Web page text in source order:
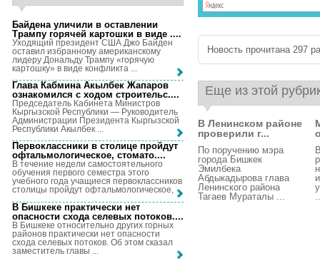
Новость прочитана 297
Еще из этой
В Ленинском районе
проверили г...
По поручению мэра
города Бишкек
Эмилбека
Абдыкадырова глава
Ленинского района
Тагаев Мураталы ...
Байдена уличили в оставлении
Трампу горячей картошки в виде ....
Уходящий президент США Джо Байден
оставил избранному американскому
лидеру Дональду Трампу «горячую
картошку» в виде конфликта ...
Глава Кабмина Акылбек Жапаров
ознакомился с ходом строительс....
Председатель Кабинета Министров
Кыргызской Республики — Руководитель
Администрации Президента Кыргызской
Республики Акылбек ...
Первоклассники в столице пройдут
офтальмологическое, стомато....
В течение недели самостоятельного
обучения первого семестра этого
учебного года учащиеся первоклассников
столицы пройдут офтальмологическое, ...
В Бишкеке практически нет
опасности схода селевых потоков....
В Бишкеке относительно других горных
районов практически нет опасности
схода селевых потоков. Об этом сказал
заместитель главы ...